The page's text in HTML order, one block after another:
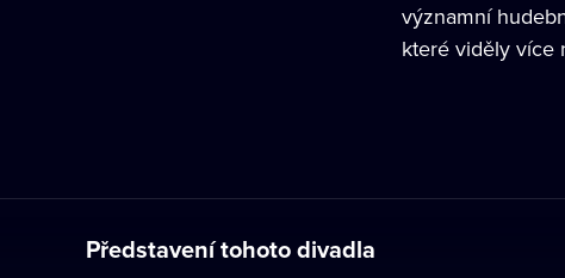
významní
které viděly více
Představení tohoto divadla